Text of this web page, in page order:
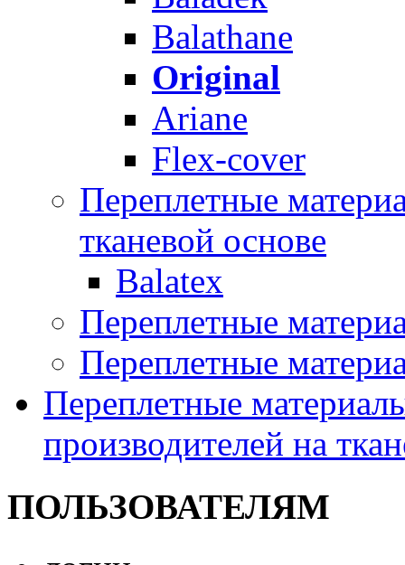
Balathane
Original
Ariane
Flex-cover
Переплетные
тканевой основе
Balatex
Переплетные
Переплетные
Переплетные
производителей на
ПОЛЬЗОВАТЕЛЯМ